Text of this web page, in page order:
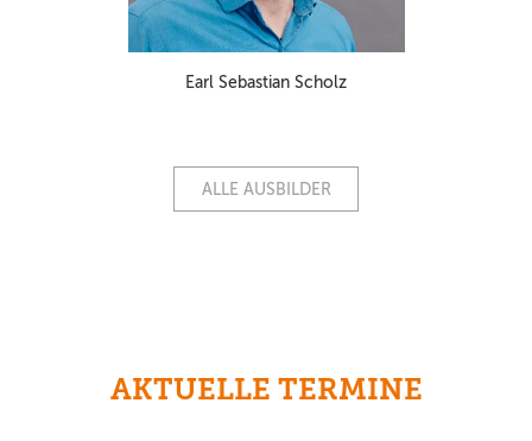
Earl Sebastian Scholz
ALLE AUSBILDER
AKTUELLE TERMINE